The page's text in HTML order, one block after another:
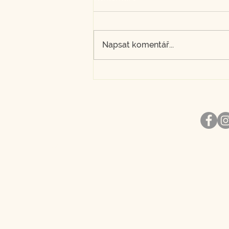
Napsat komentář...